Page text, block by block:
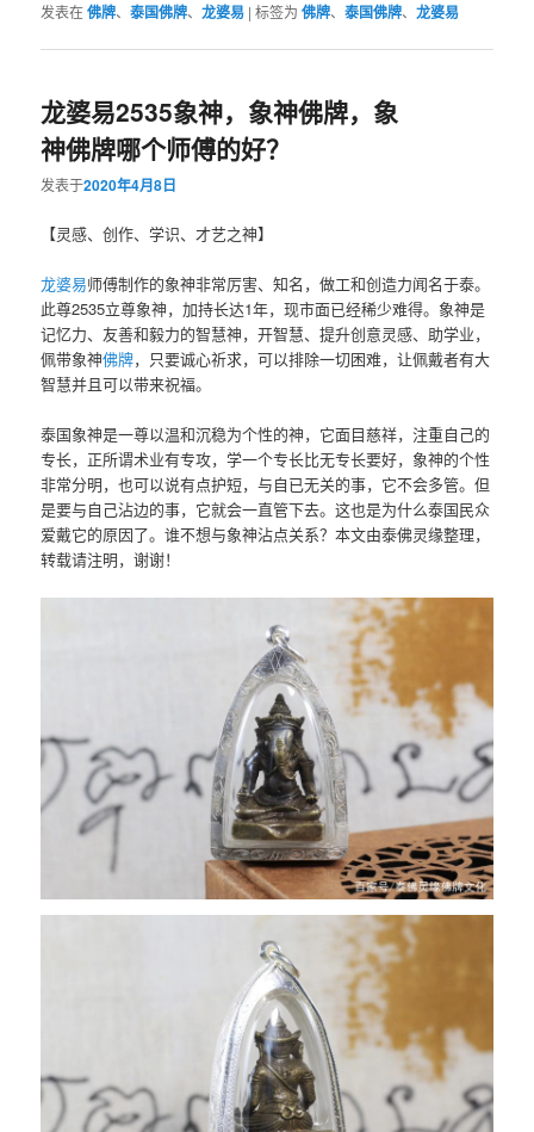
发表在佛牌、泰国佛牌、龙婆易 |标签为 佛牌、泰国佛牌、龙婆易
龙婆易2535象神，象神佛牌，象
神佛牌哪个师傅的好？
发表于2020年4月8日
【灵感、创作、学识、才艺之神】
龙婆易师傅制作的象神非常厉害、知名，做工和创造力闻名于泰。
此尊2535立尊象神，加持长达1年，现市面已经稀少难得。象神是
记忆力、友善和毅力的智慧神，开智慧、提升创意灵感、助学业，
佩带象神佛牌，只要诚心祈求，可以排除一切困难，让佩戴者有大
智慧并且可以带来祝福。
泰国象神是一尊以温和沉稳为个性的神，它面目慈祥，注重自己的
专长，正所谓术业有专攻，学一个专长比无专长要好，象神的个性
非常分明，也可以说有点护短，与自已无关的事，它不会多管。但
是要与自己沾边的事，它就会一直管下去。这也是为什么泰国民众
爱戴它的原因了。谁不想与象神沾点关系？本文由泰佛灵缘整理，
转载请注明，谢谢！